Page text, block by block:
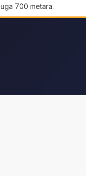
700 metara.